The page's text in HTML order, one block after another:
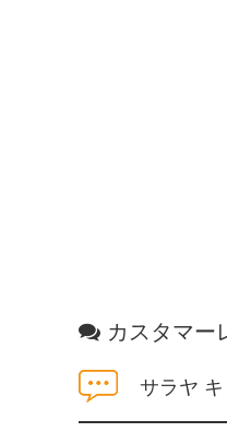
カスタマー
サラヤ